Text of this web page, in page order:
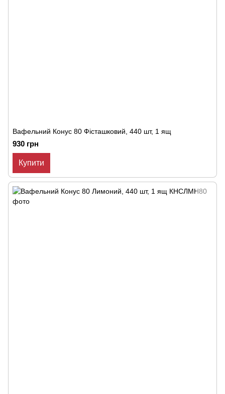
Вафельний Конус 80 Фісташковий, 440 шт, 1 ящ
930 грн
Купити